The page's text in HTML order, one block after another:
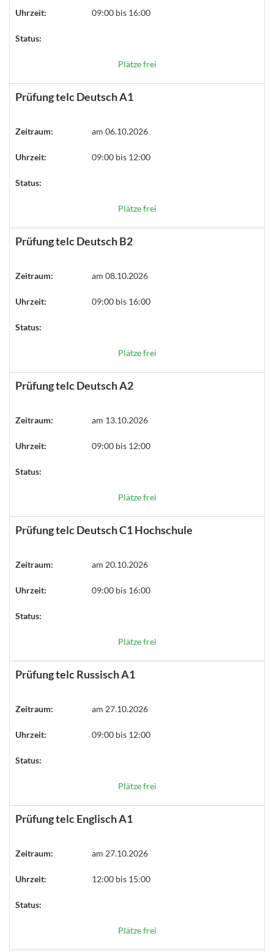
Uhrzeit: 09:00 bis 16:00
Status:
Plätze frei
Prüfung telc Deutsch A1
Zeitraum: am 06.10.2026
Uhrzeit: 09:00 bis 12:00
Status:
Plätze frei
Prüfung telc Deutsch B2
Zeitraum: am 08.10.2026
Uhrzeit: 09:00 bis 16:00
Status:
Plätze frei
Prüfung telc Deutsch A2
Zeitraum: am 13.10.2026
Uhrzeit: 09:00 bis 12:00
Status:
Plätze frei
Prüfung telc Deutsch C1 Hochschule
Zeitraum: am 20.10.2026
Uhrzeit: 09:00 bis 16:00
Status:
Plätze frei
Prüfung telc Russisch A1
Zeitraum: am 27.10.2026
Uhrzeit: 09:00 bis 12:00
Status:
Plätze frei
Prüfung telc Englisch A1
Zeitraum: am 27.10.2026
Uhrzeit: 12:00 bis 15:00
Status:
Plätze frei